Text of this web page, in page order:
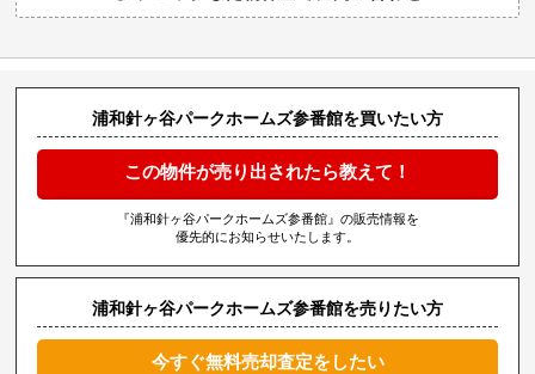
浦和針ヶ谷パークホームズ参番館を買いたい方
この物件が売り出されたら教えて！
『浦和針ヶ谷パークホームズ参番館』の販売情報を
優先的にお知らせいたします。
浦和針ヶ谷パークホームズ参番館を売りたい方
今すぐ無料売却査定をしたい